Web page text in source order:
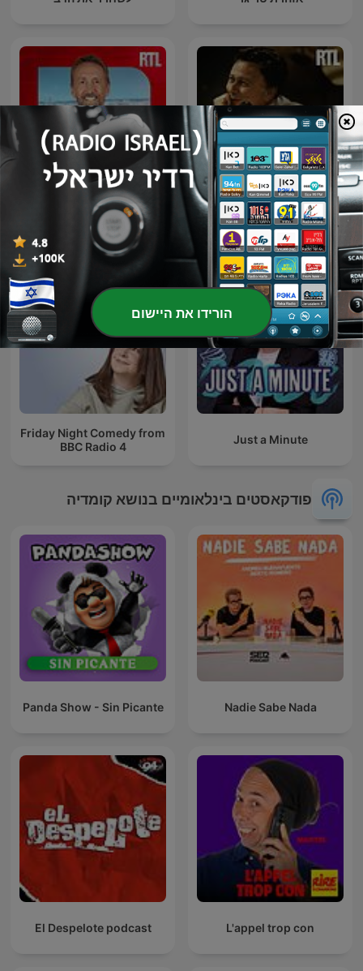
Les Grosses Têtes - Les
archives de Philippe
Bouvard
L'œil de Philippe
Caverivière
Just a Minute
Friday Night Comedy from
BBC Radio 4
פודקאסטים בינלאומיים בנושא קומדיה
Nadie Sabe Nada
Panda Show - Sin Picante
L'appel trop con
El Despelote podcast
הורידו את היישום